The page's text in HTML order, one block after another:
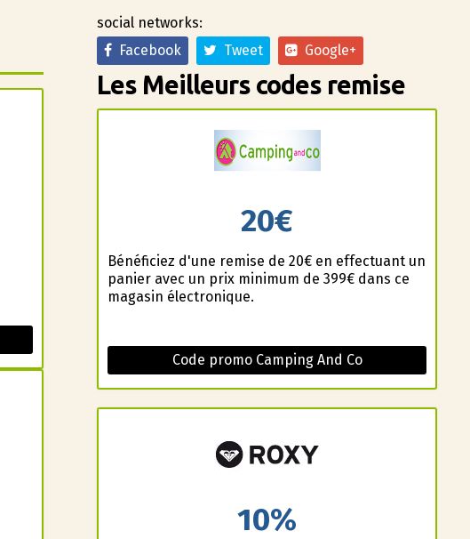
social networks:
Facebook
Tweet Google+
Les Meilleurs codes remise
20€
Bénéficiez d'une remise de 20€ en effectuant un
panier avec un prix minimum de 399€ dans ce
magasin électronique.
Code promo Camping And Co
10%